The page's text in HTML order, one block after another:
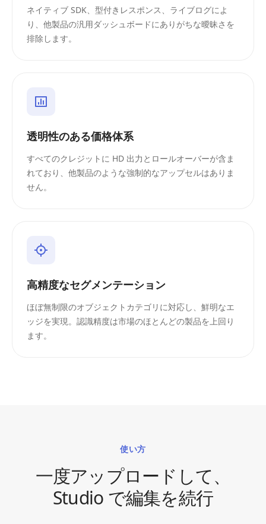
ネイティブ SDK、型付きレスポンス、ライブログによ
り、他製品の汎用ダッシュボードにありがちな曖昧さを
排除します。
透明性のある価格体系
すべてのクレジットに HD 出力とロールオーバーが含ま
れており、他製品のような強制的なアップセルはありま
せん。
高精度なセグメンテーション
ほぼ無制限のオブジェクトカテゴリに対応し、鮮明なエ
ッジを実現。認識精度は市場のほとんどの製品を上回り
ます。
使い方
一度アップロードして、
Studio で編集を続行